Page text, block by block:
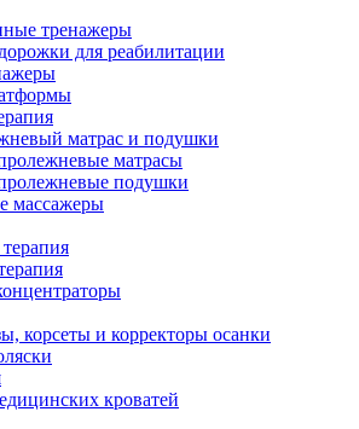
тренажеры
для реабилитации
матрас и подушки
матрасы
подушки
массажеры
корсеты и корректоры осанки
кроватей